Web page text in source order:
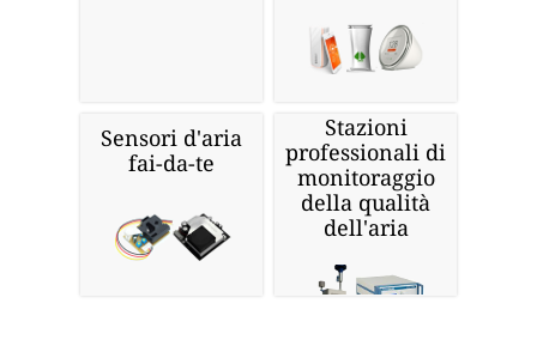
Sensori d'aria
fai-da-te
Stazioni
professionali di
monitoraggio
della qualità
dell'aria